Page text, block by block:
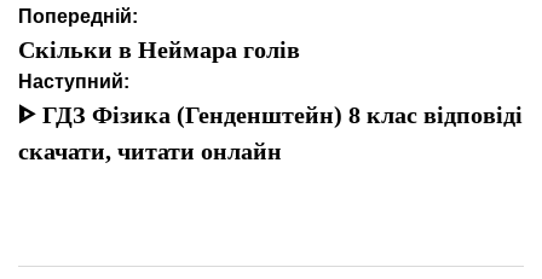
Навігація
записів
Попередній:
Скільки в Неймара голів
Наступний:
ᐈ ГДЗ Фізика (Генденштейн) 8 клас відповіді
скачати, читати онлайн